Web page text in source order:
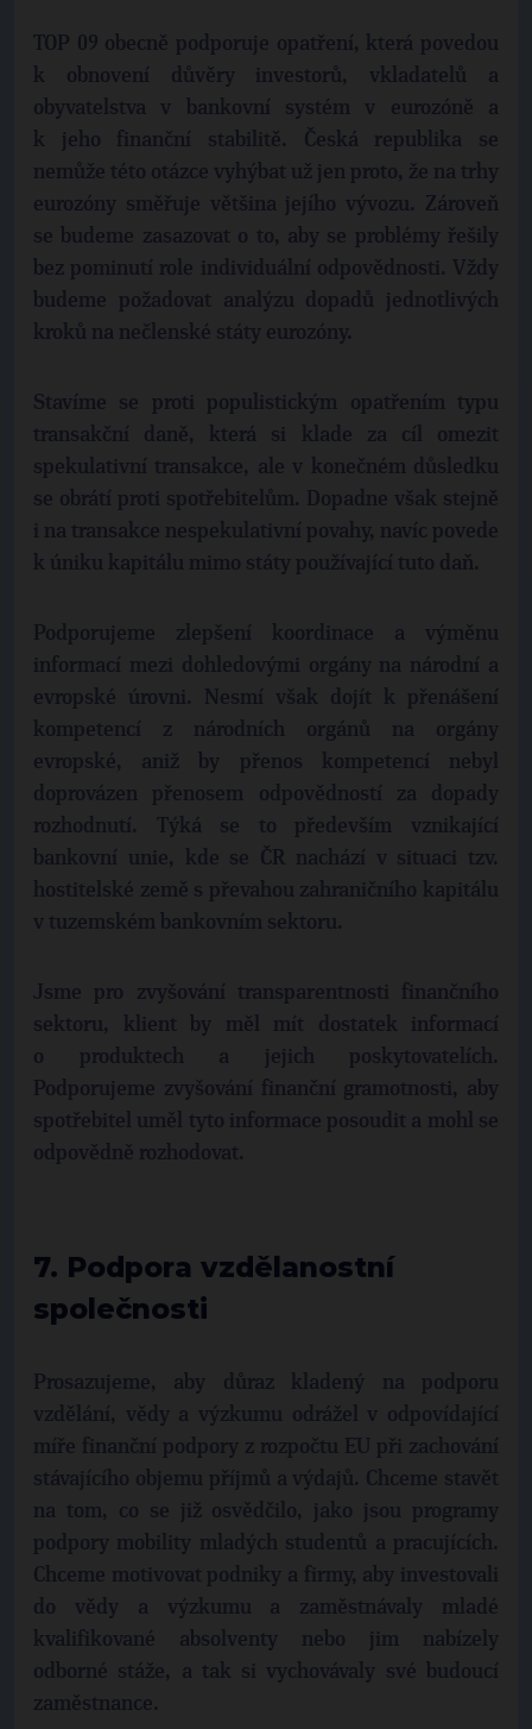
TOP 09 obecně podporuje opatření, která povedou
k obnovení důvěry investorů, vkladatelů a
obyvatelstva v bankovní systém v eurozóně a
k jeho finanční stabilitě. Česká republika se
nemůže této otázce vyhýbat už jen proto, že na trhy
eurozóny směřuje většina jejího vývozu. Zároveň
se budeme zasazovat o to, aby se problémy řešily
bez pominutí role individuální odpovědnosti. Vždy
budeme požadovat analýzu dopadů jednotlivých
kroků na nečlenské státy eurozóny.
Stavíme se proti populistickým opatřením typu
transakční daně, která si klade za cíl omezit
spekulativní transakce, ale v konečném důsledku
se obrátí proti spotřebitelům. Dopadne však stejně
i na transakce nespekulativní povahy, navíc povede
k úniku kapitálu mimo státy používající tuto daň.
Podporujeme zlepšení koordinace a výměnu
informací mezi dohledovými orgány na národní a
evropské úrovni. Nesmí však dojít k přenášení
kompetencí z národních orgánů na orgány
evropské, aniž by přenos kompetencí nebyl
doprovázen přenosem odpovědností za dopady
rozhodnutí. Týká se to především vznikající
bankovní unie, kde se ČR nachází v situaci tzv.
hostitelské země s převahou zahraničního kapitálu
v tuzemském bankovním sektoru.
Jsme pro zvyšování transparentnosti finančního
sektoru, klient by měl mít dostatek informací
o produktech a jejich poskytovatelích.
Podporujeme zvyšování finanční gramotnosti, aby
spotřebitel uměl tyto informace posoudit a mohl se
odpovědně rozhodovat.
7. Podpora vzdělanostní
společnosti
Prosazujeme, aby důraz kladený na podporu
vzdělání, vědy a výzkumu odrážel v odpovídající
míře finanční podpory z rozpočtu EU při zachování
stávajícího objemu příjmů a výdajů. Chceme stavět
na tom, co se již osvědčilo, jako jsou programy
podpory mobility mladých studentů a pracujících.
Chceme motivovat podniky a firmy, aby investovali
do vědy a výzkumu a zaměstnávaly mladé
kvalifikované absolventy nebo jim nabízely
odborné stáže, a tak si vychovávaly své budoucí
zaměstnance.